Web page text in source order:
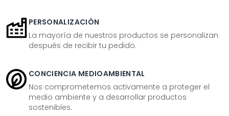
PERSONALIZACIÓN
La mayoría de nuestros productos se personalizan
después de recibir tu pedido.
CONCIENCIA MEDIOAMBIENTAL
Nos comprometemos activamente a proteger el
medio ambiente y a desarrollar productos
sostenibles.